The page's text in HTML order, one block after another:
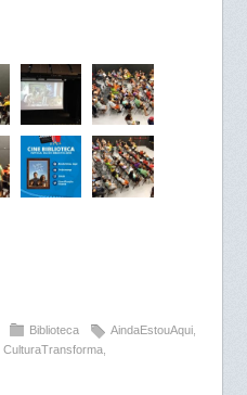
Biblioteca AindaEstouAqui,
CulturaTransforma,